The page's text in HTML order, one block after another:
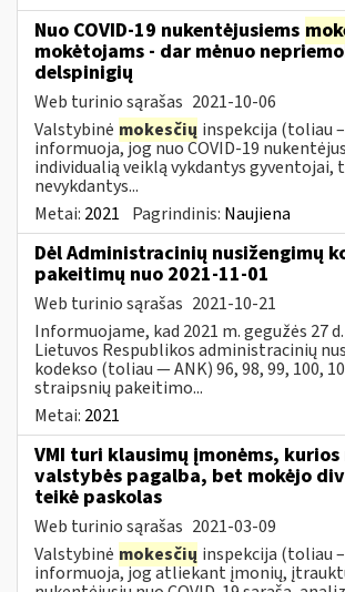
Nuo COVID-19 nukentėjusiems
mokėtojams - dar mėnuo
delspinigių
Web turinio sąrašas 2021-10-06
Valstybinė mokesčių inspekcija (toliau
informuoja, jog nuo COVID-19
individualią veiklą vykdantys gyventojai,
nevykdantys...
Metai: 2021 Pagrindinis: Naujiena
Dėl Administracinių nusižengimų
pakeitimų nuo 2021-11-01
Web turinio sąrašas 2021-10-21
Informuojame, kad 2021 m. gegužės 27
Lietuvos Respublikos administracinių
kodekso (toliau — ANK) 96, 98, 99, 100,
straipsnių pakeitimo...
Metai: 2021
VMI turi klausimų įmonėms,
valstybės pagalba, bet mokėjo
teikė paskolas
Web turinio sąrašas 2021-03-09
Valstybinė mokesčių inspekcija (toliau
informuoja, jog atliekant įmonių,